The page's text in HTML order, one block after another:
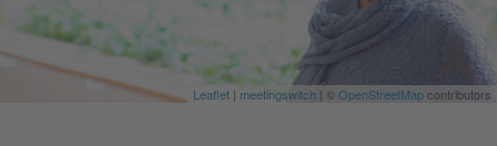
Leaflet | meetingswitch | ©OpenStreetMapcontributors